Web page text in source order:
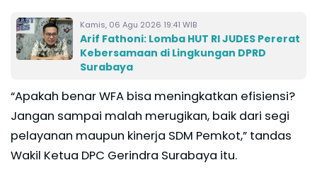
Kamis, 06 Agu 2026 19:41 WIB
Arif Fathoni: Lomba HUT RI JUDES Pererat
Kebersamaan di Lingkungan DPRD
Surabaya
“Apakah benar WFA bisa meningkatkan efisiensi?
Jangan sampai malah merugikan, baik dari segi
pelayanan maupun kinerja SDM Pemkot,” tandas
Wakil Ketua DPC Gerindra Surabaya itu.